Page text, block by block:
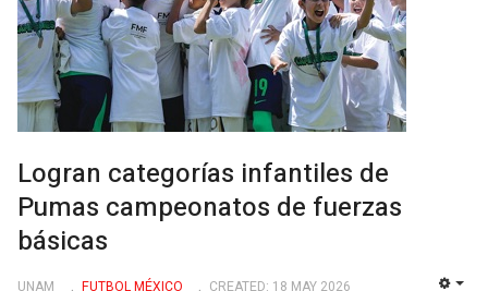
Logran categorías infantiles de
Pumas campeonatos de fuerzas
básicas
UNAM FUTBOL MÉXICO CREATED: 18 MAY 2026